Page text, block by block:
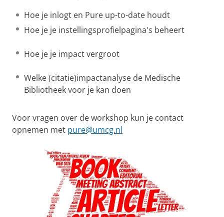
Hoe je inlogt en Pure up-to-date houdt
Hoe je je instellingsprofielpagina's beheert
Hoe je je impact vergroot
Welke (citatie)impactanalyse de Medische
Bibliotheek voor je kan doen
Voor vragen over de workshop kun je contact
opnemen met pure@umcg.nl